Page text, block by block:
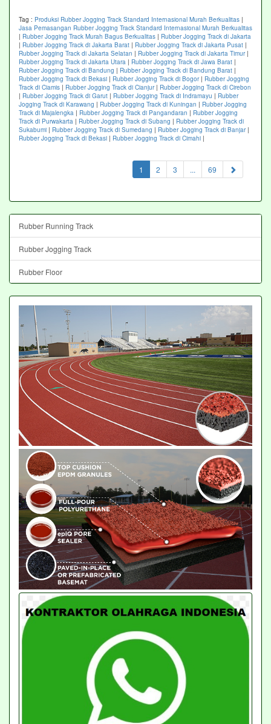
Tag : Produksi Rubber Jogging Track Standard Internasional Murah Berkualitas |
Jasa Pemasangan Rubber Jogging Track Standard Internasional Murah Berkualitas
| Rubber Jogging Track Murah Bagus Berkualitas | Rubber Jogging Track di Jakarta
| Rubber Jogging Track di Jakarta Barat | Rubber Jogging Track di Jakarta Pusat |
Rubber Jogging Track di Jakarta Selatan | Rubber Jogging Track di Jakarta Timur|
Rubber Jogging Track di Jakarta Utara | Rubber Jogging Track di Jawa Barat |
Rubber Jogging Track di Bandung | Rubber Jogging Track di Bandung Barat |
Rubber Jogging Track di Bekasi | Rubber Jogging Track di Bogor| Rubber Jogging
Track di Ciamis | Rubber Jogging Track di Cianjur| Rubber Jogging Track di Cirebon
| Rubber Jogging Track di Garut | Rubber Jogging Track di Indramayu | Rubber
Jogging Track di Karawang | Rubber Jogging Track di Kuningan | Rubber Jogging
Track di Majalengka | Rubber Jogging Track di Pangandaran | Rubber Jogging
Track di Purwakarta | Rubber Jogging Track di Subang | Rubber Jogging Track di
Sukabumi | Rubber Jogging Track di Sumedang | Rubber Jogging Track di Banjar|
Rubber Jogging Track di Bekasi | Rubber Jogging Track di Cimahi |
1 (current)
2 3 ... 69
Rubber Running Track
Rubber Jogging Track
Rubber Floor